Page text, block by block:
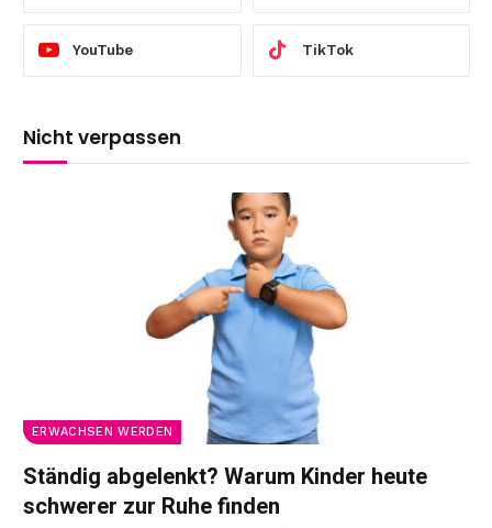
YouTube TikTok
Nicht verpassen
ERWACHSEN WERDEN
Ständig abgelenkt? Warum Kinder heute
schwerer zur Ruhe finden